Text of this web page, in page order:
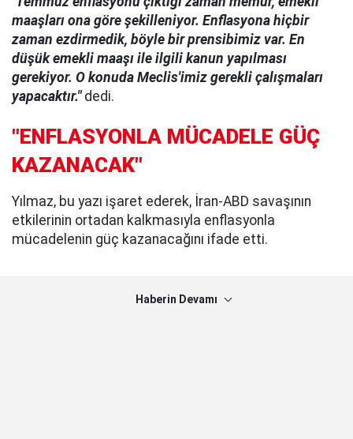
maaşları ona göre şekilleniyor. Enflasyona hiçbir
zaman ezdirmedik, böyle bir prensibimiz var. En
düşük emekli maaşı ile ilgili kanun yapılması
gerekiyor. O konuda Meclis'imiz gerekli çalışmaları
yapacaktır."dedi.
"ENFLASYONLA MÜCADELE GÜÇ
KAZANACAK"
Yılmaz, bu yazı işaret ederek, İran-ABD savaşının
etkilerinin ortadan kalkmasıyla enflasyonla
mücadelenin güç kazanacağını ifade etti.
Haberin Devamı